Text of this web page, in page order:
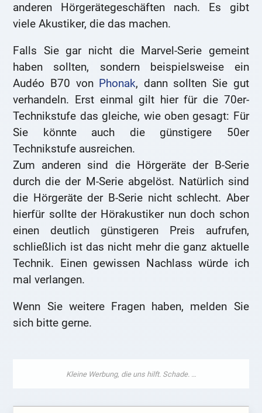
anderen Hörgerätegeschäften nach. Es gibt
viele Akustiker, die das machen.
Falls Sie gar nicht die Marvel-Serie gemeint
haben sollten, sondern beispielsweise ein
Audéo B70 von Phonak, dann sollten Sie gut
verhandeln. Erst einmal gilt hier für die 70er-
Technikstufe das gleiche, wie oben gesagt: Für
Sie könnte auch die günstigere 50er
Technikstufe ausreichen.
Zum anderen sind die Hörgeräte der B-Serie
durch die der M-Serie abgelöst. Natürlich sind
die Hörgeräte der B-Serie nicht schlecht. Aber
hierfür sollte der Hörakustiker nun doch schon
einen deutlich günstigeren Preis aufrufen,
schließlich ist das nicht mehr die ganz aktuelle
Technik. Einen gewissen Nachlass würde ich
mal verlangen.
Wenn Sie weitere Fragen haben, melden Sie
sich bitte gerne.